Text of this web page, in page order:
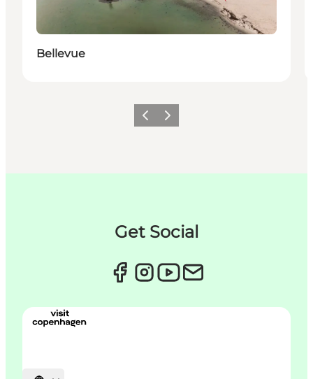
Bellevue
ForrigeNæste
Get Social